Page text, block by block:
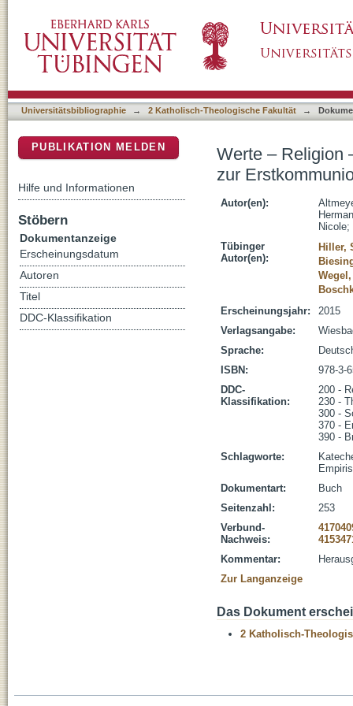
Erstkommunionkatechese
Universitätsbibliographie → 2 Katholisch-Theologische Fakultät →
Werte – Religion
zur
Autor(en):
Nicole;
Tübinger
Autor(en):
Hiller,
Erscheinungsjahr:
2015
Verlagsangabe:
Sprache:
ISBN:
978-3-
DDC-
Klassifikation:
200 -
230 -
300 -
370 -
390 -
Schlagworte:
Dokumentart:
Buch
Seitenzahl:
253
Verbund-
Nachweis:
Kommentar:
Zur Langanzeige
Das Dokument
2 Katholisch-
PUBLIKATION MELDEN
Hilfe und Informationen
Stöbern
Dokumentanzeige
Erscheinungsdatum
Autoren
Titel
DDC-Klassifikation